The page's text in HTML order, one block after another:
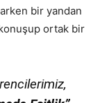
bir yandan
ortak bir